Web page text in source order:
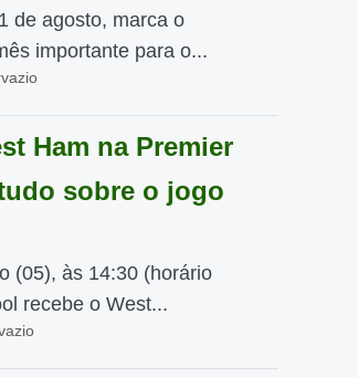
de agosto, marca o
importante para o...
Ham na Premier
sobre o jogo
(05), às 14:30 (horário
recebe o West...